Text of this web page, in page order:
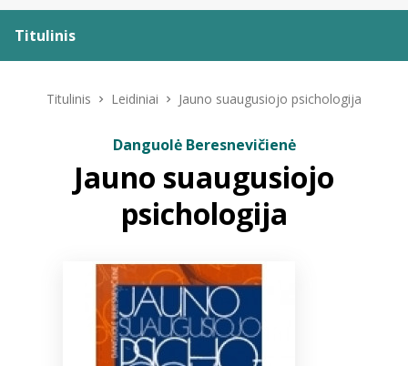
Titulinis
ELVIS atvyksta
Bibliotekoms
Titulinis Leidiniai Jauno suaugusiojo psichologija
Danguolė Beresnevičienė
Jauno suaugusiojo
psichologija